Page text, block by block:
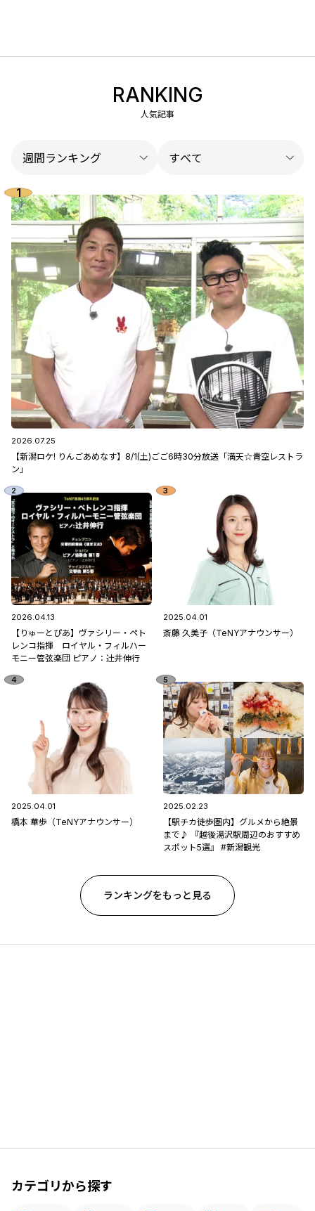
RANKING
人気記事
2026.07.25
【新潟ロケ! りんごあめなす】8/1(土)ごご6時30分放送「満天☆青空レストラ
ン」
2026.04.13
【りゅーとぴあ】ヴァシリー・ペト
レンコ指揮 ロイヤル・フィルハー
モニー管弦楽団 ピアノ：辻󠄀井伸行
2025.04.01
斎藤 久美子（TeNYアナウンサー）
2025.04.01
橋本 華歩（TeNYアナウンサー）
2025.02.23
【駅チカ徒歩圏内】グルメから絶景
まで♪ 『越後湯沢駅周辺のおすすめ
スポット5選』 #新潟観光
ランキングをもっと見る
カテゴリから探す